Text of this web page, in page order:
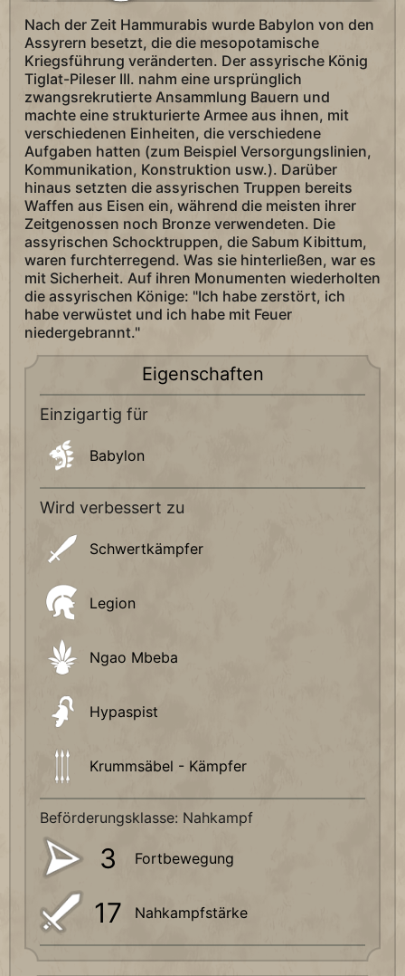
Nach der Zeit Hammurabis wurde Babylon von den
Assyrern besetzt, die die mesopotamische
Kriegsführung veränderten. Der assyrische König
Tiglat-Pileser III. nahm eine ursprünglich
zwangsrekrutierte Ansammlung Bauern und
machte eine strukturierte Armee aus ihnen, mit
verschiedenen Einheiten, die verschiedene
Aufgaben hatten (zum Beispiel Versorgungslinien,
Kommunikation, Konstruktion usw.). Darüber
hinaus setzten die assyrischen Truppen bereits
Waffen aus Eisen ein, während die meisten ihrer
Zeitgenossen noch Bronze verwendeten. Die
assyrischen Schocktruppen, die Sabum Kibittum,
waren furchterregend. Was sie hinterließen, war es
mit Sicherheit. Auf ihren Monumenten wiederholten
die assyrischen Könige: "Ich habe zerstört, ich
habe verwüstet und ich habe mit Feuer
niedergebrannt."
Eigenschaften
Einzigartig für
Babylon
Wird verbessert zu
Schwertkämpfer
Legion
Ngao Mbeba
Hypaspist
Krummsäbel - Kämpfer
Beförderungsklasse: Nahkampf
3 Fortbewegung
17 Nahkampfstärke